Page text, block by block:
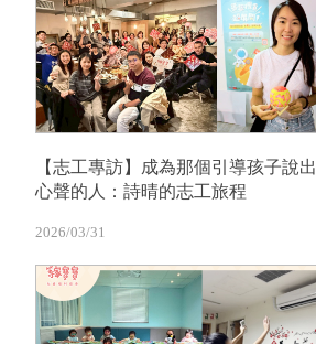
【志工專訪】成為那個引導孩子說出
心聲的人：詩晴的志工旅程
2026/03/31